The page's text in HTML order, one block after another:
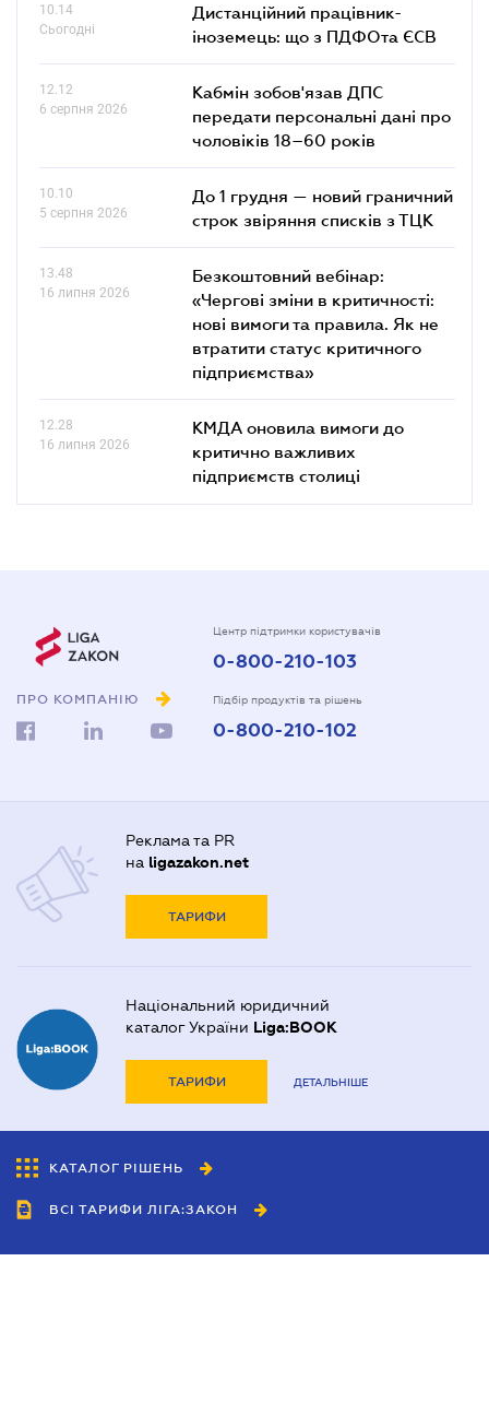
10.14
Сьогодні
Дистанційний працівник-
іноземець: що з ПДФОта ЄСВ
12.12
6 серпня 2026
Кабмін зобов'язав ДПС
передати персональні дані про
чоловіків 18–60 років
10.10
5 серпня 2026
До 1 грудня — новий граничний
строк звіряння списків з ТЦК
13.48
16 липня 2026
Безкоштовний вебінар:
«Чергові зміни в критичності:
нові вимоги та правила. Як не
втратити статус критичного
підприємства»
12.28
16 липня 2026
КМДА оновила вимоги до
критично важливих
підприємств столиці
ПРО КОМПАНІЮ
Центр підтримки користувачів
0-800-210-103
Підбір продуктів та рішень
0-800-210-102
Реклама та PR
на ligazakon.net
ТАРИФИ
Національний юридичний
каталог України Liga:BOOK
ТАРИФИ ДЕТАЛЬНІШЕ
КАТАЛОГ РІШЕНЬ
ВСІ ТАРИФИ ЛІГА:ЗАКОН